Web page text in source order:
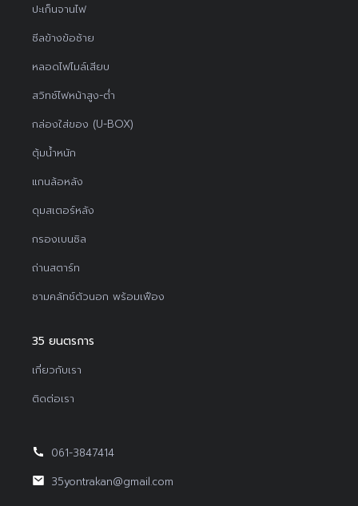
ปะเก็นจานไฟ
ซีลข้างข้อซ้าย
หลอดไฟไมล์เสียบ
สวิทช์ไฟหน้าสูง-ต่ำ
กล่องใส่ของ (U-BOX)
ตุ้มน้ำหนัก
แกนล้อหลัง
ดุมสเตอร์หลัง
กรองเบนซิล
ถ่านสตาร์ท
ชามคลัทช์ตัวนอก พร้อมเฟือง
35 ยนตรการ
เกี่ยวกับเรา
ติดต่อเรา
061-3847414
35yontrakan@gmail.com